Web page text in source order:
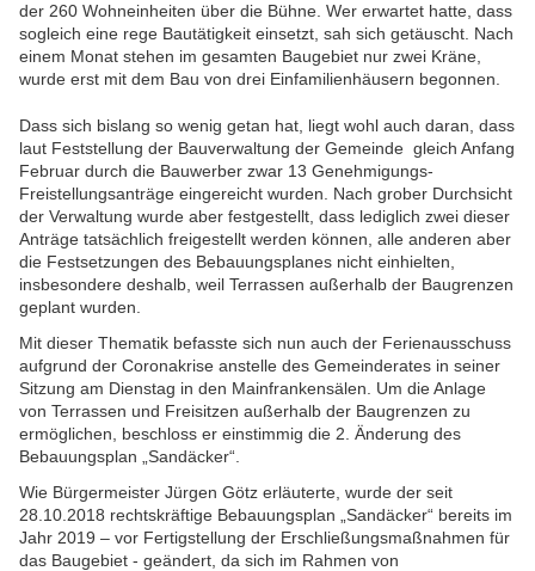
der 260 Wohneinheiten über die Bühne. Wer erwartet hatte, dass
sogleich eine rege Bautätigkeit einsetzt, sah sich getäuscht. Nach
einem Monat stehen im gesamten Baugebiet nur zwei Kräne,
wurde erst mit dem Bau von drei Einfamilienhäusern begonnen.
Dass sich bislang so wenig getan hat, liegt wohl auch daran, dass
laut Feststellung der Bauverwaltung der Gemeinde gleich Anfang
Februar durch die Bauwerber zwar 13 Genehmigungs-
Freistellungsanträge eingereicht wurden. Nach grober Durchsicht
der Verwaltung wurde aber festgestellt, dass lediglich zwei dieser
Anträge tatsächlich freigestellt werden können, alle anderen aber
die Festsetzungen des Bebauungsplanes nicht einhielten,
insbesondere deshalb, weil Terrassen außerhalb der Baugrenzen
geplant wurden.
Mit dieser Thematik befasste sich nun auch der Ferienausschuss
aufgrund der Coronakrise anstelle des Gemeinderates in seiner
Sitzung am Dienstag in den Mainfrankensälen. Um die Anlage
von Terrassen und Freisitzen außerhalb der Baugrenzen zu
ermöglichen, beschloss er einstimmig die 2. Änderung des
Bebauungsplan „Sandäcker“.
Wie Bürgermeister Jürgen Götz erläuterte, wurde der seit
28.10.2018 rechtskräftige Bebauungsplan „Sandäcker“ bereits im
Jahr 2019 – vor Fertigstellung der Erschließungsmaßnahmen für
das Baugebiet - geändert, da sich im Rahmen von